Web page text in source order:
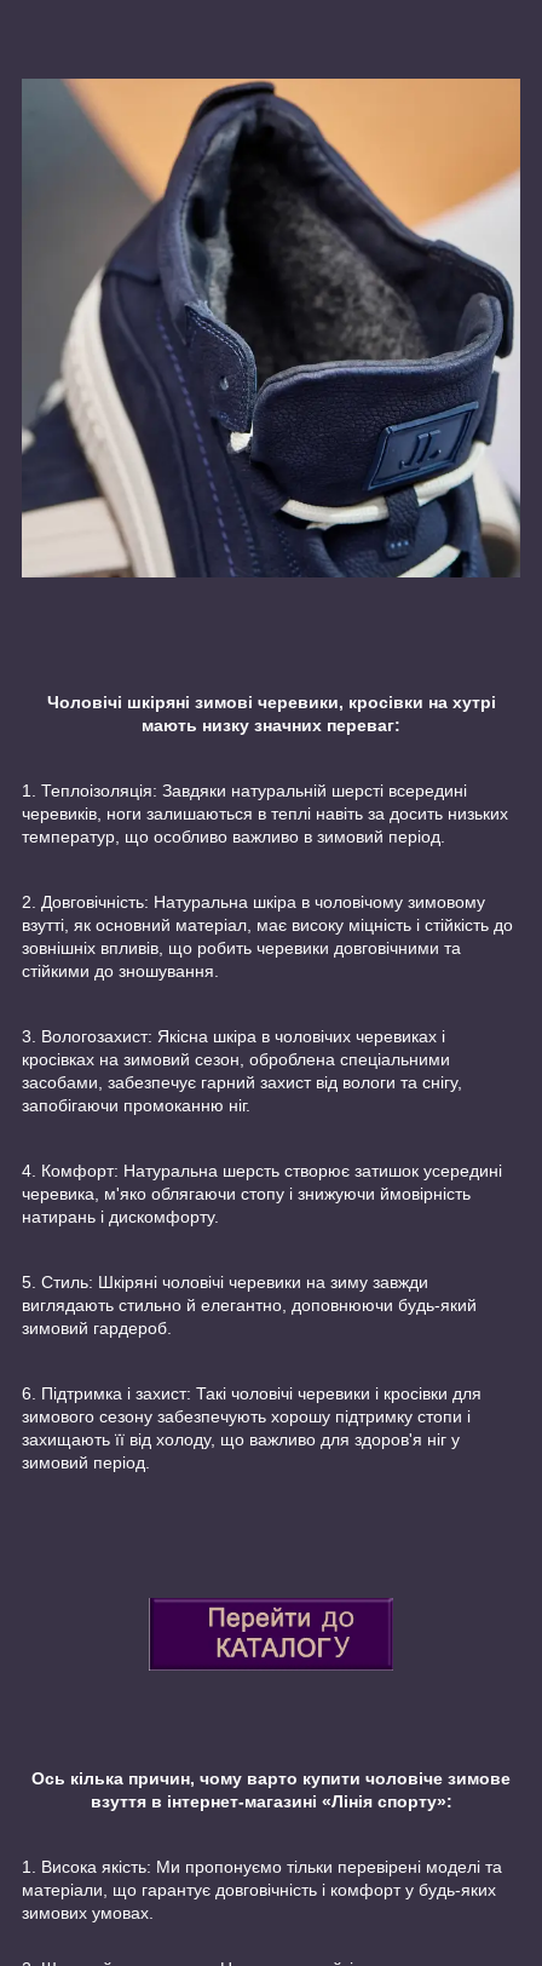
Чоловічі шкіряні зимові черевики, кросівки на хутрі
мають низку значних переваг:
1. Теплоізоляція: Завдяки натуральній шерсті всередині
черевиків, ноги залишаються в теплі навіть за досить низьких
температур, що особливо важливо в зимовий період.
2. Довговічність: Натуральна шкіра в чоловічому зимовому
взутті, як основний матеріал, має високу міцність і стійкість до
зовнішніх впливів, що робить черевики довговічними та
стійкими до зношування.
3. Вологозахист: Якісна шкіра в чоловічих черевиках і
кросівках на зимовий сезон, оброблена спеціальними
засобами, забезпечує гарний захист від вологи та снігу,
запобігаючи промоканню ніг.
4. Комфорт: Натуральна шерсть створює затишок усередині
черевика, м'яко облягаючи стопу і знижуючи ймовірність
натирань і дискомфорту.
5. Стиль: Шкіряні чоловічі черевики на зиму завжди
виглядають стильно й елегантно, доповнюючи будь-який
зимовий гардероб.
6. Підтримка і захист: Такі чоловічі черевики і кросівки для
зимового сезону забезпечують хорошу підтримку стопи і
захищають її від холоду, що важливо для здоров'я ніг у
зимовий період.
Ось кілька причин, чому варто купити чоловіче зимове
взуття в інтернет-магазині «Лінія спорту»:
1. Висока якість: Ми пропонуємо тільки перевірені моделі та
матеріали, що гарантує довговічність і комфорт у будь-яких
зимових умовах.